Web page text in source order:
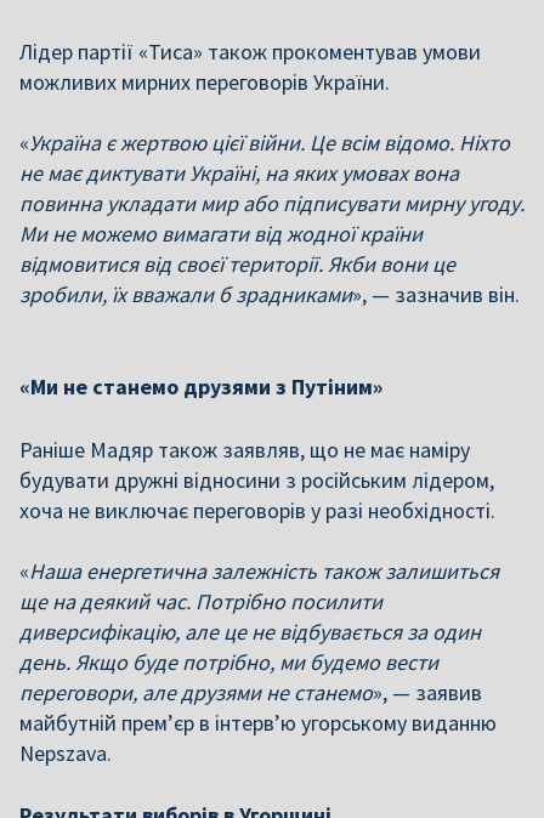
Лідер партії «Тиса» також прокоментував умови
можливих мирних переговорів України.
«Україна є жертвою цієї війни. Це всім відомо. Ніхто
не має диктувати Україні, на яких умовах вона
повинна укладати мир або підписувати мирну угоду.
Ми не можемо вимагати від жодної країни
відмовитися від своєї території. Якби вони це
зробили, їх вважали б зрадниками», — зазначив він.
«Ми не станемо друзями з Путіним»
Раніше Мадяр також заявляв, що не має наміру
будувати дружні відносини з російським лідером,
хоча не виключає переговорів у разі необхідності.
«Наша енергетична залежність також залишиться
ще на деякий час. Потрібно посилити
диверсифікацію, але це не відбувається за один
день. Якщо буде потрібно, ми будемо вести
переговори, але друзями не станемо», — заявив
майбутній прем’єр в інтерв’ю угорському виданню
Nepszava.